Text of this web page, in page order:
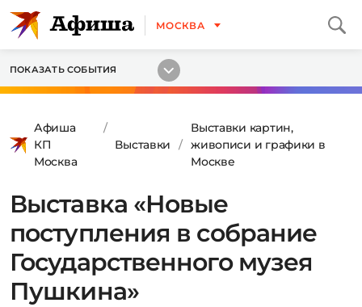
МОСКВА
ПОКАЗАТЬ СОБЫТИЯ
Афиша
КП
Москва
Выставки
Выставки картин,
живописи и графики в
Москве
Выставка «Новые
поступления в собрание
Государственного музея
Пушкина»